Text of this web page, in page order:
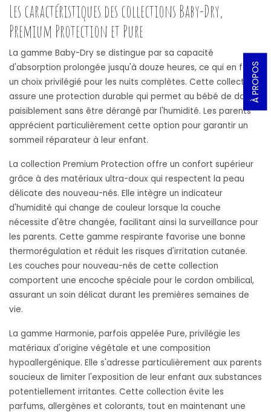
À PROPOS
Les caractéristiques des collections Baby-Dry,
Premium Protection et Pure
La gamme Baby-Dry se distingue par sa capacité
d'absorption prolongée jusqu'à douze heures, ce qui en fait
un choix privilégié pour les nuits complètes. Cette collection
assure une protection durable qui permet au bébé de dormir
paisiblement sans être dérangé par l'humidité. Les parents
apprécient particulièrement cette option pour garantir un
sommeil réparateur à leur enfant.
La collection Premium Protection offre un confort supérieur
grâce à des matériaux ultra-doux qui respectent la peau
délicate des nouveau-nés. Elle intègre un indicateur
d'humidité qui change de couleur lorsque la couche
nécessite d'être changée, facilitant ainsi la surveillance pour
les parents. Cette gamme respirante favorise une bonne
thermorégulation et réduit les risques d'irritation cutanée.
Les couches pour nouveau-nés de cette collection
comportent une encoche spéciale pour le cordon ombilical,
assurant un soin délicat durant les premières semaines de
vie.
La gamme Harmonie, parfois appelée Pure, privilégie les
matériaux d'origine végétale et une composition
hypoallergénique. Elle s'adresse particulièrement aux parents
soucieux de limiter l'exposition de leur enfant aux substances
potentiellement irritantes. Cette collection évite les
parfums, allergènes et colorants, tout en maintenant une